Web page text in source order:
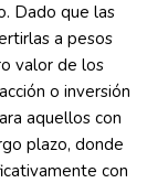
Dado que las
a pesos
valor de los
o inversión
aquellos con
plazo, donde
con